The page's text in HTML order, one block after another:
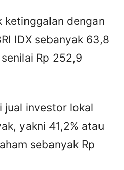
dengan
IDX sebanyak 63,8
Rp 252,9
jual investor lokal
yakni 41,2% atau
sebanyak Rp